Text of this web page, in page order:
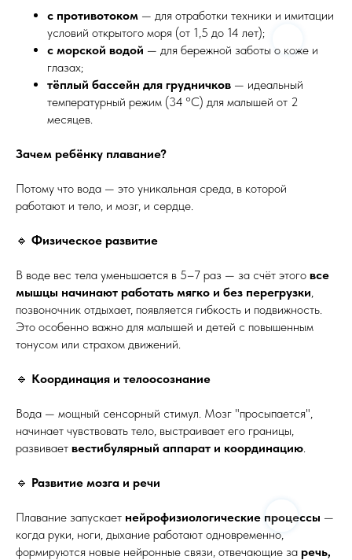
с противотоком — для отработки техники и имитации
условий открытого моря (от 1,5 до 14 лет);
с морской водой — для бережной заботы о коже и
глазах;
тёплый бассейн для грудничков — идеальный
температурный режим (34 °C) для малышей от 2
месяцев.
Зачем ребёнку плавание?
Потому что вода — это уникальная среда, в которой
работают и тело, и мозг, и сердце.
🔹 Физическое развитие
В воде вес тела уменьшается в 5–7 раз — за счёт этого все
мышцы начинают работать мягко и без перегрузки,
позвоночник отдыхает, появляется гибкость и подвижность.
Это особенно важно для малышей и детей с повышенным
тонусом или страхом движений.
🔹 Координация и телоосознание
Вода — мощный сенсорный стимул. Мозг "просыпается",
начинает чувствовать тело, выстраивает его границы,
развивает вестибулярный аппарат и координацию.
🔹 Развитие мозга и речи
Плавание запускает нейрофизиологические процессы —
когда руки, ноги, дыхание работают одновременно,
формируются новые нейронные связи, отвечающие за речь,